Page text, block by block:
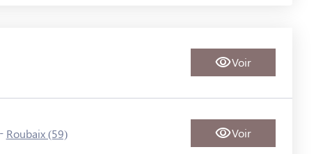
Voir
Roubaix (59) Voir